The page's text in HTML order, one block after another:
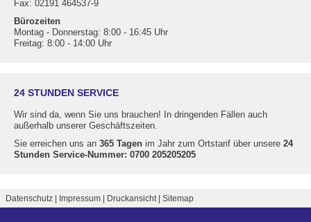
Fax: 02191 464537-9
Bürozeiten
Montag - Donnerstag: 8:00 - 16:45 Uhr
Freitag: 8:00 - 14:00 Uhr
24 STUNDEN SERVICE
Wir sind da, wenn Sie uns brauchen! In dringenden Fällen auch
außerhalb unserer Geschäftszeiten.
Sie erreichen uns an 365 Tagen im Jahr zum Ortstarif über unsere 24
Stunden Service-Nummer: 0700 205205205
Datenschutz Impressum Druckansicht Sitemap